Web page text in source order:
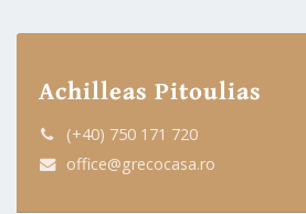
Achilleas Pitoulias
(+40) 750 171 720
office@grecocasa.ro